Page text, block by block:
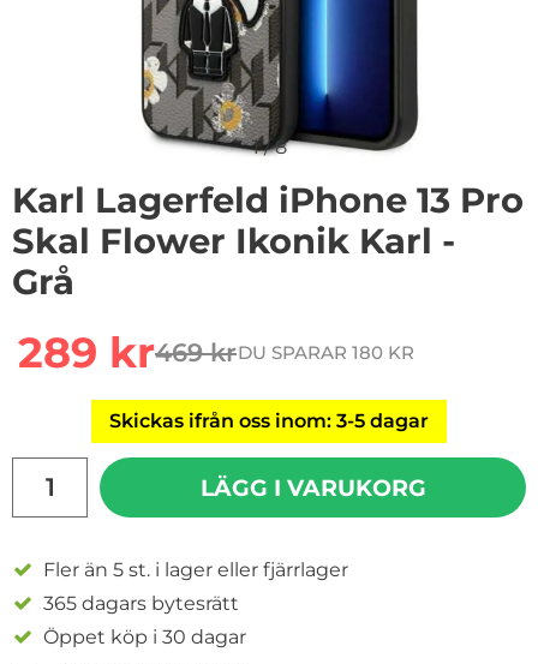
1/8
Karl Lagerfeld iPhone 13 Pro
Skal Flower Ikonik Karl -
Grå
rea pris
289 krtidigare pris
469 krDU SPARAR 180 KR
Skickas ifrån oss inom: 3-5 dagar
LÄGG I VARUKORG
Fler än 5 st. i lager eller fjärrlager
365 dagars bytesrätt
Öppet köp i 30 dagar